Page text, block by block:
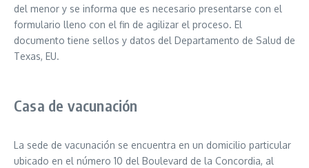
del menor y se informa que es necesario presentarse con el
formulario lleno con el fin de agilizar el proceso. El
documento tiene sellos y datos del Departamento de Salud de
Texas, EU.
Casa de vacunación
La sede de vacunación se encuentra en un domicilio particular
ubicado en el número 10 del Boulevard de la Concordia, al